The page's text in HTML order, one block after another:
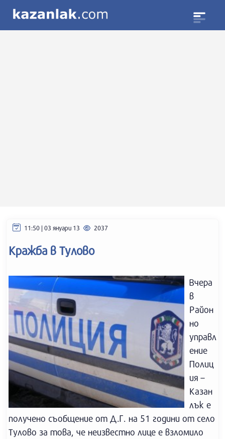
11:50 | 03 януари 13 2037
Кражба в Тулово
Вчера
в
Район
но
управл
ение
Полиц
ия –
Казан
лък е
получено съобщение от Д.Г. на 51 години от село
Тулово за това, че неизвестно лице е взломило